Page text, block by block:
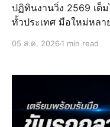
ปฏิทินงานวิ่ง 2569 เต็
ทั้วประเทศ มือใหม่หลา
05 ส.ค. 2026 1 min read